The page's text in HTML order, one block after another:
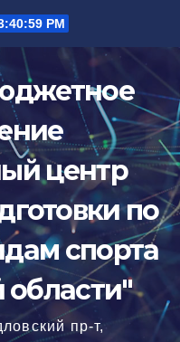
PM
центр
по
спорта
пр-т,